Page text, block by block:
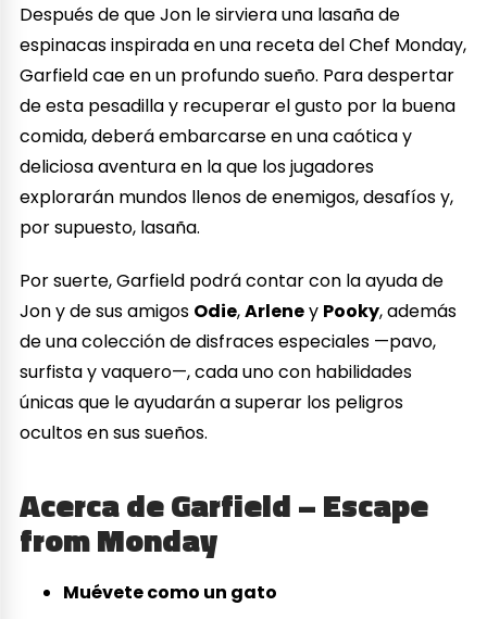
Después de que Jon le sirviera una lasaña de
espinacas inspirada en una receta del Chef Monday,
Garfield cae en un profundo sueño. Para despertar
de esta pesadilla y recuperar el gusto por la buena
comida, deberá embarcarse en una caótica y
deliciosa aventura en la que los jugadores
explorarán mundos llenos de enemigos, desafíos y,
por supuesto, lasaña.
Por suerte, Garfield podrá contar con la ayuda de
Jon y de sus amigos Odie,Arleney Pooky, además
de una colección de disfraces especiales —pavo,
surfista y vaquero—, cada uno con habilidades
únicas que le ayudarán a superar los peligros
ocultos en sus sueños.
Acerca de Garfield – Escape
from Monday
Muévete como un gato